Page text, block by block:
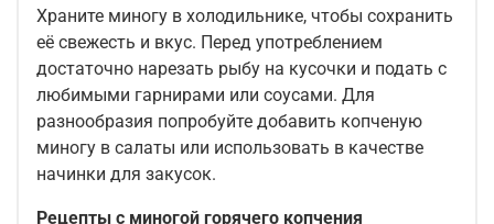
Храните миногу в холодильнике, чтобы сохранить
её свежесть и вкус. Перед употреблением
достаточно нарезать рыбу на кусочки и подать с
любимыми гарнирами или соусами. Для
разнообразия попробуйте добавить копченую
миногу в салаты или использовать в качестве
начинки для закусок.
Рецепты с миногой горячего копчения